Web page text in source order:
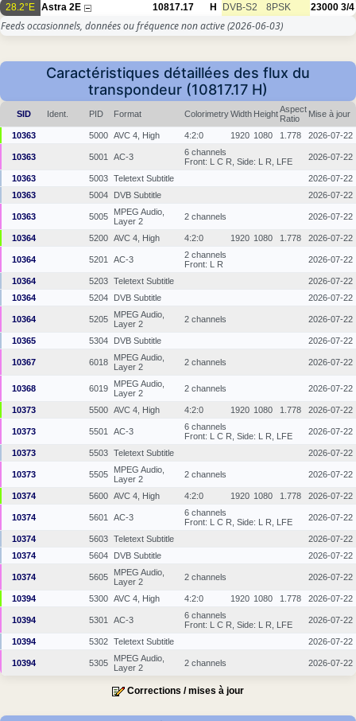
28.2°E Astra 2E 10817.17 H DVB-S2 8PSK 23000 3/4
Feeds occasionnels, données ou fréquence non active(2026-06-03)
Caractéristiques détaillées des flux du
transpondeur (10817.17 H)
SID Ident. PID Format ColorimetryWidth HeightAspect
Ratio
Mise à jour
10363 5000 AVC 4, High 4:2:0 1920 1080 1.778 2026-07-22
10363 5001 AC-3
6 channels
Front: L C R, Side: L R, LFE
2026-07-22
10363 5003 Teletext Subtitle
2026-07-22
10363
5004 DVB Subtitle 2026-07-22
10363 5005
MPEG Audio,
Layer 2
2 channels 2026-07-22
10364 5200 AVC 4, High 4:2:0 1920 1080 1.778 2026-07-22
10364 5201 AC-3
2 channels
Front: L R
2026-07-22
10364 5203 Teletext Subtitle
2026-07-22
10364
5204 DVB Subtitle 2026-07-22
10364 5205
MPEG Audio,
Layer 2
2 channels 2026-07-22
10365 5304 DVB Subtitle 2026-07-22
10367 6018
MPEG Audio,
Layer 2
2 channels 2026-07-22
10368 6019
MPEG Audio,
Layer 2
2 channels 2026-07-22
10373 5500 AVC 4, High 4:2:0 1920 1080 1.778 2026-07-22
10373 5501 AC-3
6 channels
Front: L C R, Side: L R, LFE
2026-07-22
10373 5503 Teletext Subtitle 2026-07-22
10373 5505
MPEG Audio,
Layer 2
2 channels 2026-07-22
10374 5600 AVC 4, High 4:2:0 1920 1080 1.778 2026-07-22
10374 5601 AC-3
6 channels
Front: L C R, Side: L R, LFE
2026-07-22
10374 5603 Teletext Subtitle
2026-07-22
10374
5604 DVB Subtitle 2026-07-22
10374 5605
MPEG Audio,
Layer 2
2 channels 2026-07-22
10394 5300 AVC 4, High 4:2:0 1920 1080 1.778 2026-07-22
10394 5301 AC-3
6 channels
Front: L C R, Side: L R, LFE
2026-07-22
10394 5302 Teletext Subtitle 2026-07-22
10394 5305
MPEG Audio,
Layer 2
2 channels 2026-07-22
Corrections / mises à jour